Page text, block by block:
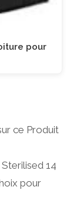
pour
ce Produit
14
pour